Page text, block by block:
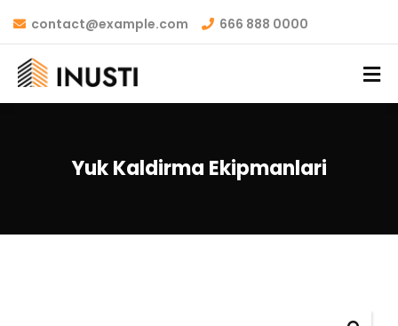
contact@example.com 666 888 0000
Yuk Kaldirma Ekipmanlari